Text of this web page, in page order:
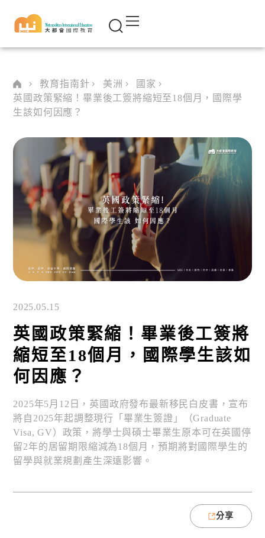
教育指南針 美洲
國家
英國政策緊縮！畢業後工簽將縮短至18個月，國際學
生該如何因應？
2025.05.15
英國政策緊縮！畢業後工簽將
縮短至18個月，國際學生該如
何因應？
2025年5月12日，英國政府發布最新移民白皮書，宣布
將自2025年起調整現行「畢業生簽證」（Graduate
Visa, GV）政策，將學士與碩士畢業生原本可在英國停
留2年的居留期限縮減為18個月，預期將對國際學生的
留學與就業規劃產生深遠影響。
分享